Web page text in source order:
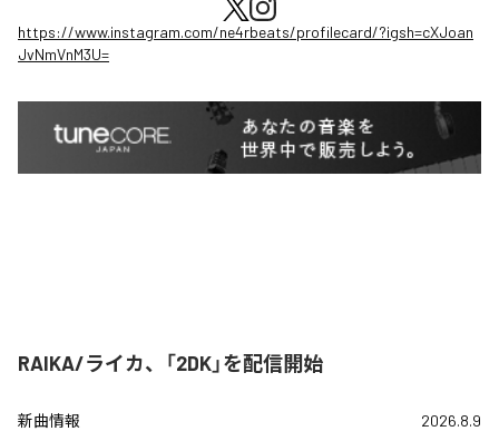
https://www.instagram.com/ne4rbeats/profilecard/?igsh=cXJoan
JvNmVnM3U=
RAIKA/ライカ、「2DK」を配信開始
新曲情報 2026.8.9